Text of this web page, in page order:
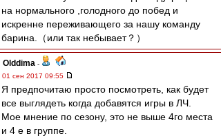
на нормального ,голодного до побед и
искренне переживающего за нашу команду
барина.（или так небывает？）
Olddima -
01 сен 2017 09:55
Я предпочитаю просто посмотреть, как будет
все выглядеть когда добавятся игры в ЛЧ.
Мое мнение по сезону, это не выше 4го места
и 4 е в группе.